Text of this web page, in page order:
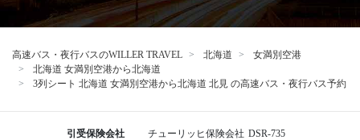
高速バス・夜行バスのWILLER TRAVEL 北海道
女満別空港
北海道 女満別空港から北海道
3列シート 北海道 女満別空港から北海道 北見 の高速バス・夜行バス予約
引受保険会社 チューリッヒ保険会社 DSR-735